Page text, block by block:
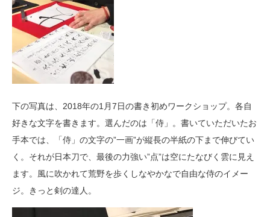
下の写真は、2018年の1月7日の書き初めワークショップ。各自
好きな文字を書きます。選んだのは「侍」。書いていただいたお
手本では、「侍」の文字の”一画”が縦長の半紙の下まで伸びてい
く。それが日本刀で、最後の力強い”点”は空にたなびく雲に見え
ます。風に吹かれて荒野を歩くしなやかなで自由な侍のイメー
ジ。きっと剣の達人。